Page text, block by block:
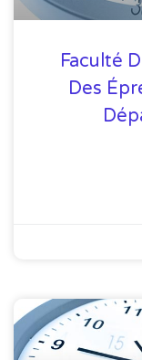
Faculté
Des